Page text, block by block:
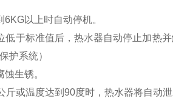
以上时自动停机。
低于标准值后，热水器自动停止加热
护系统）
生锈。
或温度达到90度时，热水器将自动泄